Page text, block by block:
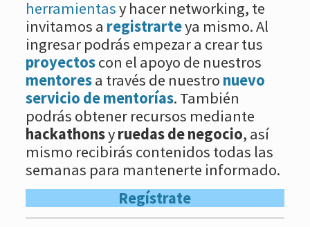
herramientasy hacer networking, te
invitamos a registrarteya mismo. Al
ingresar podrás empezar a crear tus
proyectoscon el apoyo de nuestros
mentoresa través de nuestro nuevo
servicio de mentorías. También
podrás obtener recursos mediante
hackathonsyruedas de negocio, así
mismo recibirás contenidos todas las
semanas para mantenerte informado.
Regístrate